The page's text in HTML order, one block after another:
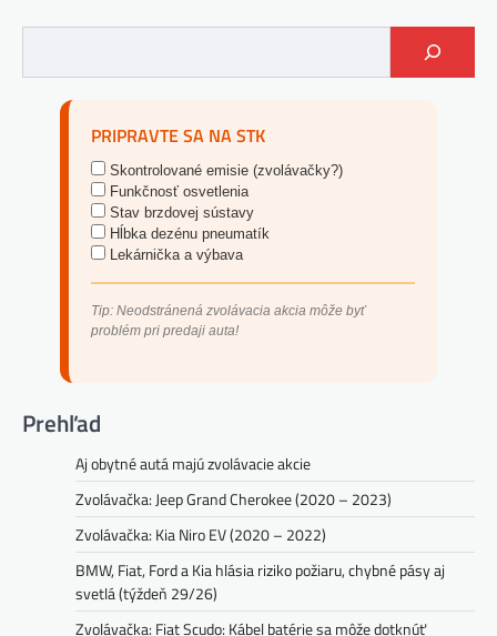
PRIPRAVTE SA NA STK
Skontrolované emisie (zvolávačky?)
Funkčnosť osvetlenia
Stav brzdovej sústavy
Hĺbka dezénu pneumatík
Lekárnička a výbava
Tip: Neodstránená zvolávacia akcia môže byť
problém pri predaji auta!
Prehľad
Aj obytné autá majú zvolávacie akcie
Zvolávačka: Jeep Grand Cherokee (2020 – 2023)
Zvolávačka: Kia Niro EV (2020 – 2022)
BMW, Fiat, Ford a Kia hlásia riziko požiaru, chybné pásy aj
svetlá (týždeň 29/26)
Zvolávačka: Fiat Scudo: Kábel batérie sa môže dotknúť